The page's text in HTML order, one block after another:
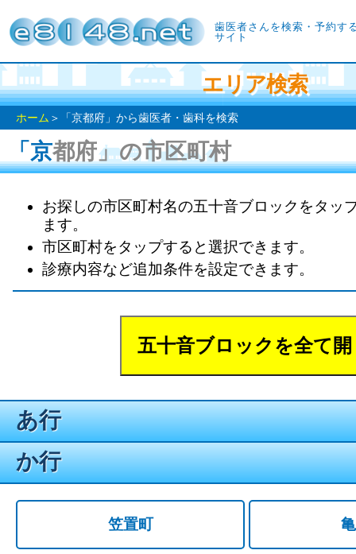
歯医者さんを検索・予約す
サイト
エリア検索
ホーム ＞「京都府」から歯医者・歯科を検索
「京都府」の市区町村
お探しの市区町村名の五十音ブロックをタッ
ます。
市区町村をタップすると選択できます。
診療内容など追加条件を設定できます。
あ行
か行
笠置町